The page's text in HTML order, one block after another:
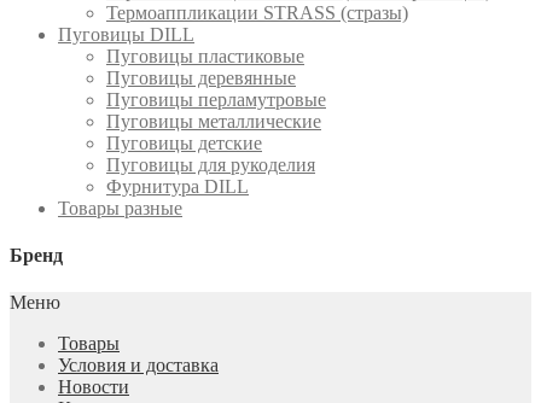
Термоаппликации STRASS (стразы)
Пуговицы DILL
Пуговицы пластиковые
Пуговицы деревянные
Пуговицы перламутровые
Пуговицы металлические
Пуговицы детские
Пуговицы для рукоделия
Фурнитура DILL
Товары разные
Бренд
Меню
Товары
Условия и доставка
Новости